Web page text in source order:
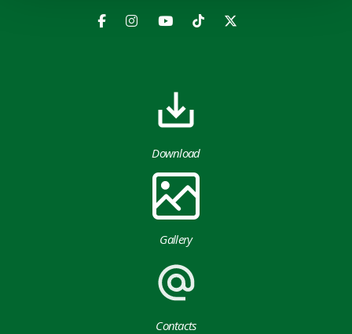
Download
Gallery
Contacts